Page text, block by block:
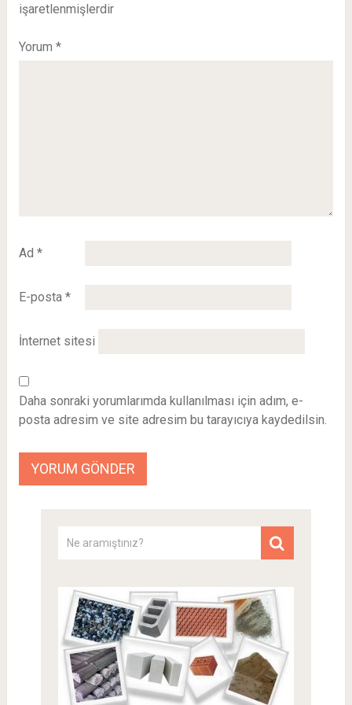
işaretlenmişlerdir
Yorum *
Ad *
E-posta *
İnternet sitesi
Daha sonraki yorumlarımda kullanılması için adım, e-
posta adresim ve site adresim bu tarayıcıya kaydedilsin.